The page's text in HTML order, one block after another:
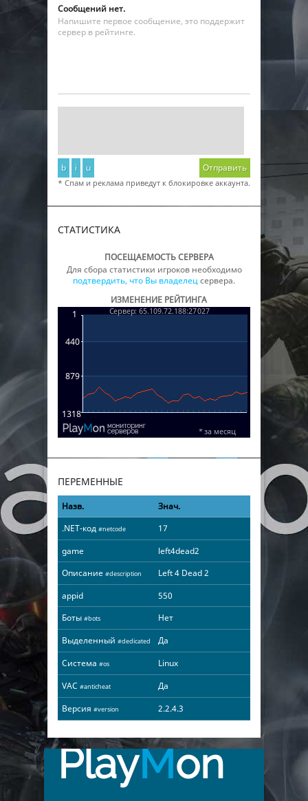
Сообщений нет.
Напишите первое сообщение, это поддержит
сервер в рейтинге.
b i u Отправить
* Спам и реклама приведут к блокировке аккаунта.
СТАТИСТИКА
ПОСЕЩАЕМОСТЬ СЕРВЕРА
Для сбора статистики игроков необходимо
подтвердить, что Вы владелецсервера.
ИЗМЕНЕНИЕ РЕЙТИНГА
ПЕРЕМЕННЫЕ
Назв.
Знач.
.NET-код #netcode
17
game
left4dead2
Описание #description
Left 4 Dead 2
appid
550
Боты #bots
Нет
Выделенный #dedicated
Да
Система #os
Linux
VAC #anticheat
Да
Версия #version 2.2.4.3
PlayMon